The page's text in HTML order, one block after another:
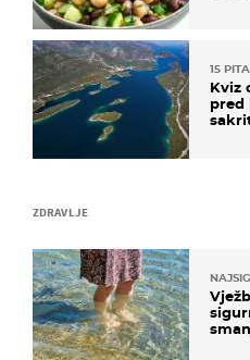
ZDRAVLJE
15
Kviz
pred